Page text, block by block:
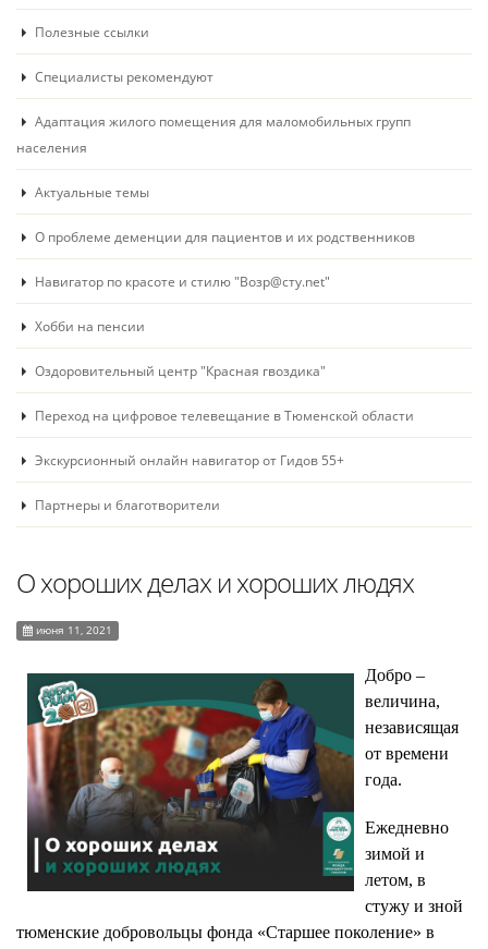
Полезные ссылки
Специалисты рекомендуют
Адаптация жилого помещения для маломобильных групп
населения
Актуальные темы
О проблеме деменции для пациентов и их родственников
Навигатор по красоте и стилю "Возр@сту.net"
Хобби на пенсии
Оздоровительный центр "Красная гвоздика"
Переход на цифровое телевещание в Тюменской области
Экскурсионный онлайн навигатор от Гидов 55+
Партнеры и благотворители
О хороших делах и хороших людях
июня 11, 2021
Добро –
величина,
независящая
от времени
года.
Ежедневно
зимой и
летом, в
стужу и зной
тюменские добровольцы фонда «Старшее поколение» в